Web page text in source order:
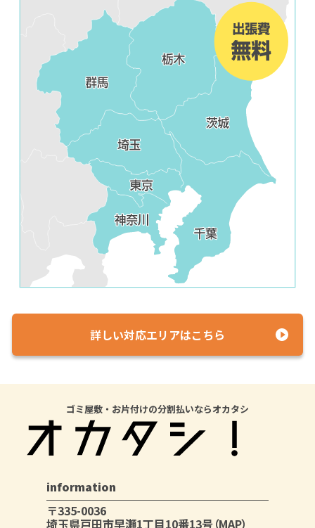
詳しい対応エリアはこちら
ゴミ屋敷・お片付けの分割払いならオカタシ
information
〒335-0036
埼玉県戸田市早瀬1丁目10番13号（MAP）